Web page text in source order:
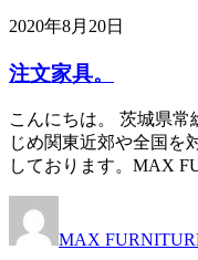
2020年8月20日
注文家具。
こんにちは。 茨城県
じめ関東近郊や全国を
しております。MAX
MAX